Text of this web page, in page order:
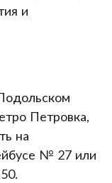
и
Петровка,
на
№ 27 или